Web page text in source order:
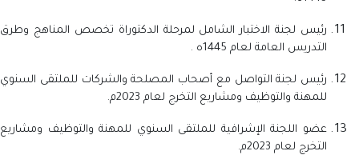
رئيس لجنة الاختبار الشامل لمرحلة الدكتوراة تخصص المناهج وطرق
التدريس العامة لعام 1445ه .
رئيس لجنة التواصل مع أصحاب المصلحة والشركات للملتقى السنوي
للمهنة والتوظيف ومشاريع التخرج لعام 2023م.
عضو اللجنة الإشرافية للملتقى السنوي للمهنة والتوظيف ومشاريع
التخرج لعام 2023م.